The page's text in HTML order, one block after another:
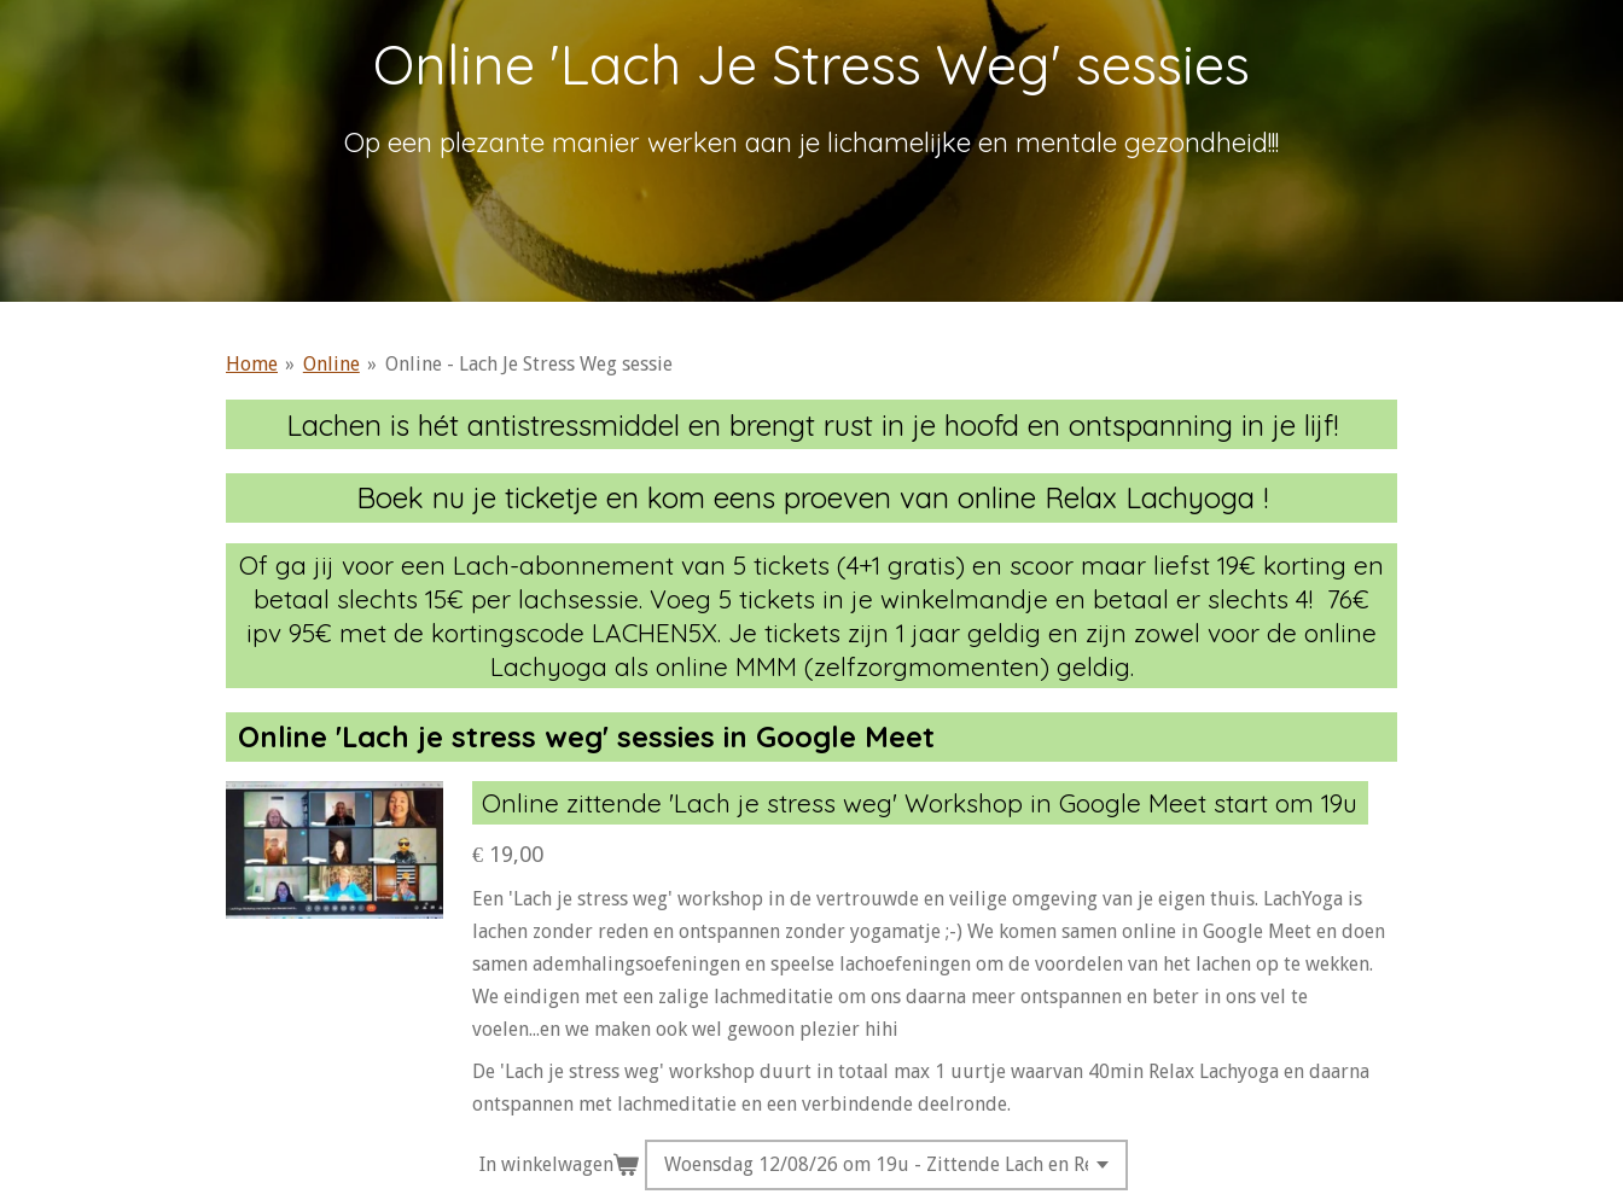
Online 'Lach Je Stress Weg' sessies
Op een plezante manier werken aan je lichamelijke en mentale gezondheid!!!
Home » Online » Online - Lach Je Stress Weg sessie
Lachen is hét antistressmiddel en brengt rust in je hoofd en ontspanning in je lijf!
Boek nu je ticketje en kom eens proeven van online Relax Lachyoga !
Of ga jij voor een Lach-abonnement van 5 tickets (4+1 gratis) en scoor maar liefst 19€ korting en
betaal slechts 15€ per lachsessie. Voeg 5 tickets in je winkelmandje en betaal er slechts 4! 76€
ipv 95€ met de kortingscode LACHEN5X. Je tickets zijn 1 jaar geldig en zijn zowel voor de online
Lachyoga als online MMM (zelfzorgmomenten) geldig.
Online 'Lach je stress weg' sessies in Google Meet
Online zittende 'Lach je stress weg' Workshop in Google Meet start om 19u
€ 19,00
Een 'Lach je stress weg' workshop in de vertrouwde en veilige omgeving van je eigen thuis. LachYoga is
lachen zonder reden en ontspannen zonder yogamatje ;-) We komen samen online in Google Meet en doen
samen ademhalingsoefeningen en speelse lachoefeningen om de voordelen van het lachen op te wekken.
We eindigen met een zalige lachmeditatie om ons daarna meer ontspannen en beter in ons vel te
voelen...en we maken ook wel gewoon plezier hihi
De 'Lach je stress weg' workshop duurt in totaal max 1 uurtje waarvan 40min Relax Lachyoga en daarna
ontspannen met lachmeditatie en een verbindende deelronde.
In winkelwagen